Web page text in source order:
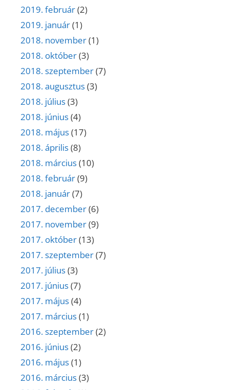
2019. február(2)
2019. január(1)
2018. november(1)
2018. október(3)
2018. szeptember(7)
2018. augusztus(3)
2018. július(3)
2018. június(4)
2018. május(17)
2018. április(8)
2018. március(10)
2018. február(9)
2018. január(7)
2017. december(6)
2017. november(9)
2017. október(13)
2017. szeptember(7)
2017. július(3)
2017. június(7)
2017. május(4)
2017. március(1)
2016. szeptember(2)
2016. június(2)
2016. május(1)
2016. március(3)